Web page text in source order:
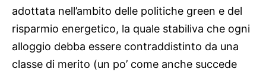
adottata nell’ambito delle politiche green e del
risparmio energetico, la quale stabiliva che ogni
alloggio debba essere contraddistinto da una
classe di merito (un po’ come anche succede